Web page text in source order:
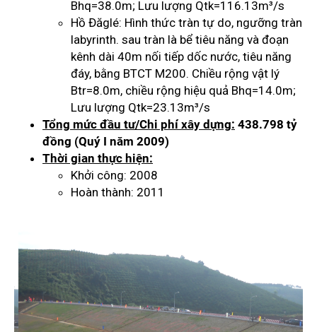
Bhq=38.0m; Lưu lượng Qtk=116.13m³/s
Hồ Đăglé: Hình thức tràn tự do, ngưỡng tràn
labyrinth. sau tràn là bể tiêu năng và đoạn
kênh dài 40m nối tiếp dốc nước, tiêu năng
đáy, bằng BTCT M200. Chiều rộng vật lý
Btr=8.0m, chiều rộng hiệu quả Bhq=14.0m;
Lưu lượng Qtk=23.13m³/s
Tổng mức đầu tư/Chi phí xây dựng: 438.798 tỷ
đồng (Quý I năm 2009)
Thời gian thực hiện:
Khởi công: 2008
Hoàn thành: 2011